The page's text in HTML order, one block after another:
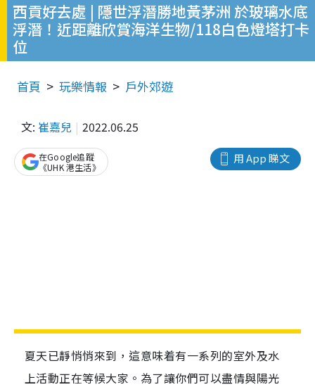
西貢好去處 | 隱世浮潛勝地黃茅洲 於玻璃水底
浮潛！近距離欣賞海洋生物/118白色燈塔打卡
位
首頁 玩樂情報 戶外郊遊
文: 崔嘉兒 2022.06.25
用 App 睇文
在Google追蹤
《UHK 港生活》
夏天已靜悄悄來到，這意味着有一系列的室外及水
上活動正在等候大家。為了讓你們可以盡情與陽光